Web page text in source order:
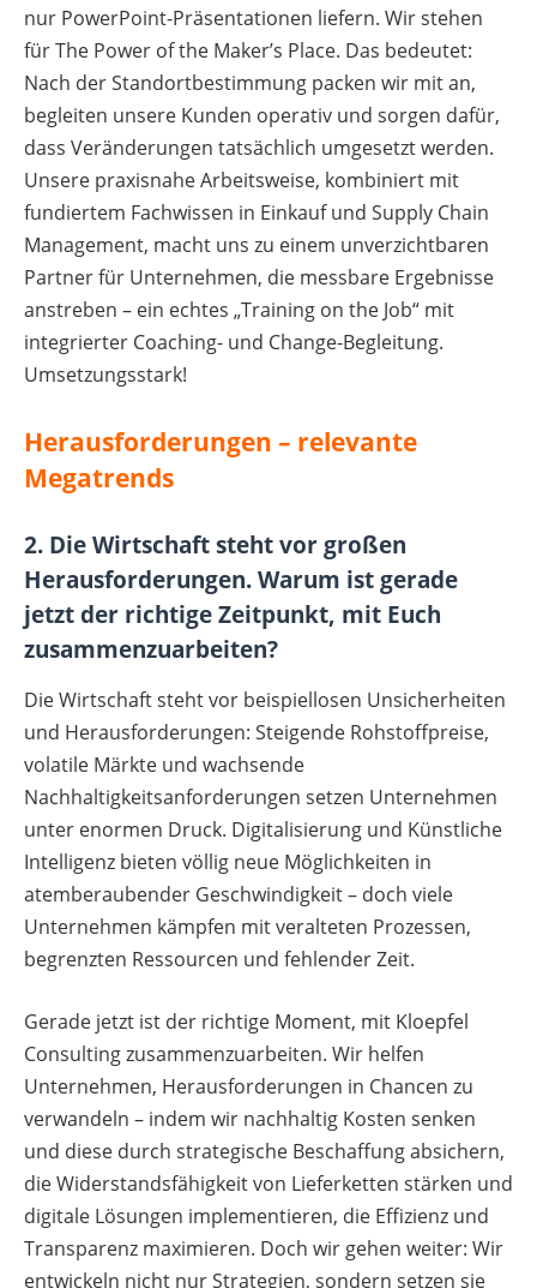
nur PowerPoint-Präsentationen liefern. Wir stehen
für The Power of the Maker’s Place. Das bedeutet:
Nach der Standortbestimmung packen wir mit an,
begleiten unsere Kunden operativ und sorgen dafür,
dass Veränderungen tatsächlich umgesetzt werden.
Unsere praxisnahe Arbeitsweise, kombiniert mit
fundiertem Fachwissen in Einkauf und Supply Chain
Management, macht uns zu einem unverzichtbaren
Partner für Unternehmen, die messbare Ergebnisse
anstreben – ein echtes „Training on the Job“ mit
integrierter Coaching- und Change-Begleitung.
Umsetzungsstark!
Herausforderungen – relevante
Megatrends
2. Die Wirtschaft steht vor großen
Herausforderungen. Warum ist gerade
jetzt der richtige Zeitpunkt, mit Euch
zusammenzuarbeiten?
Die Wirtschaft steht vor beispiellosen Unsicherheiten
und Herausforderungen: Steigende Rohstoffpreise,
volatile Märkte und wachsende
Nachhaltigkeitsanforderungen setzen Unternehmen
unter enormen Druck. Digitalisierung und Künstliche
Intelligenz bieten völlig neue Möglichkeiten in
atemberaubender Geschwindigkeit – doch viele
Unternehmen kämpfen mit veralteten Prozessen,
begrenzten Ressourcen und fehlender Zeit.
Gerade jetzt ist der richtige Moment, mit Kloepfel
Consulting zusammenzuarbeiten. Wir helfen
Unternehmen, Herausforderungen in Chancen zu
verwandeln – indem wir nachhaltig Kosten senken
und diese durch strategische Beschaffung absichern,
die Widerstandsfähigkeit von Lieferketten stärken und
digitale Lösungen implementieren, die Effizienz und
Transparenz maximieren. Doch wir gehen weiter: Wir
entwickeln nicht nur Strategien, sondern setzen sie